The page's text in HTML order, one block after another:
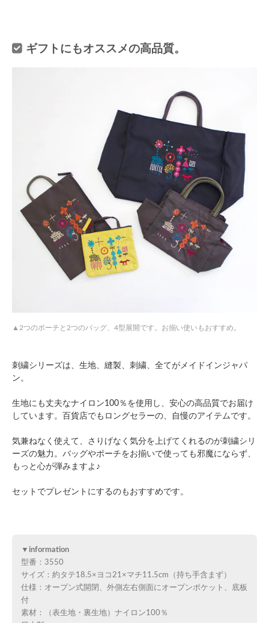
ギフトにもオススメの高品質。
2つのポーチと2つのバッグ、4型展開です。お揃い使いもおすすめ。
刺繍シリーズは、生地、縫製、刺繍、全てがメイドインジャパ
ン。
生地にも丈夫なナイロン100％を使用し、安心の高品質でお届け
しています。百貨店でもロングセラーの、自慢のアイテムです。
気兼ねなく使えて、さりげなく気分を上げてくれるのが刺繍シリ
ーズの魅力。バッグやポーチをお揃いで使っても邪魔にならず、
もっと心が弾みますよ♪
セットでプレゼントにするのもおすすめです。
▼information
型番：3550
サイズ：約タテ18.5×ヨコ21×マチ11.5cm（持ち手含まず）
仕様：オープン式開閉、外側左右側面にオープンポケット、底板
付
素材：（表生地・裏生地）ナイロン100％